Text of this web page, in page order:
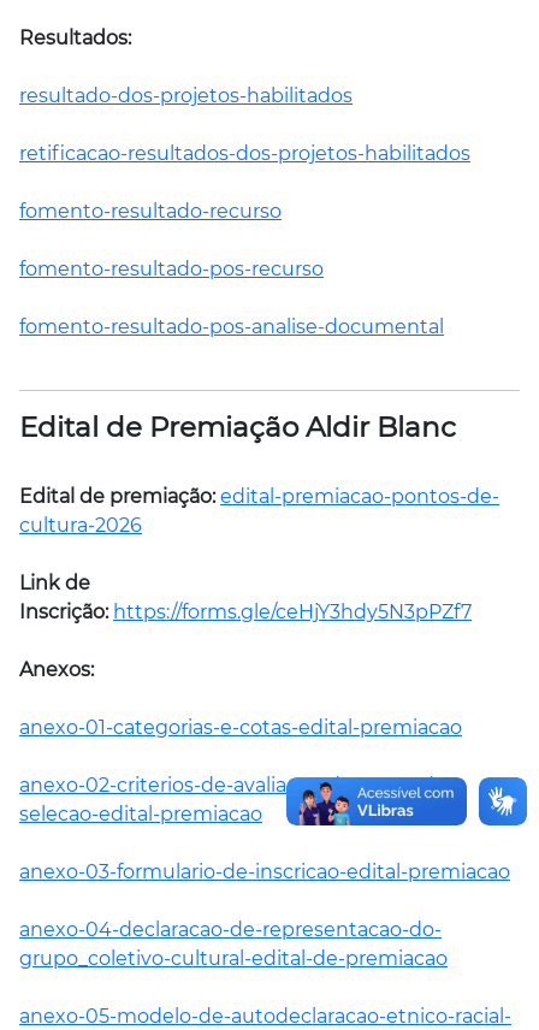
Resultados:
resultado-dos-projetos-habilitados
retificacao-resultados-dos-projetos-habilitados
fomento-resultado-recurso
fomento-resultado-pos-recurso
fomento-resultado-pos-analise-documental
Edital de Premiação Aldir Blanc
Edital de premiação: edital-premiacao-pontos-de-
cultura-2026
Link de
Inscrição: https://forms.gle/ceHjY3hdy5N3pPZf7
Anexos:
anexo-01-categorias-e-cotas-edital-premiacao
anexo-02-criterios-de-avaliacao-da-etapa-de-
selecao-edital-premiacao
anexo-03-formulario-de-inscricao-edital-premiacao
anexo-04-declaracao-de-representacao-do-
grupo_coletivo-cultural-edital-de-premiacao
anexo-05-modelo-de-autodeclaracao-etnico-racial-